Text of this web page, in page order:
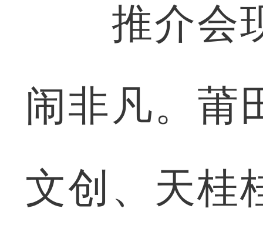
推介会现
闹非凡。莆
文创、天桂